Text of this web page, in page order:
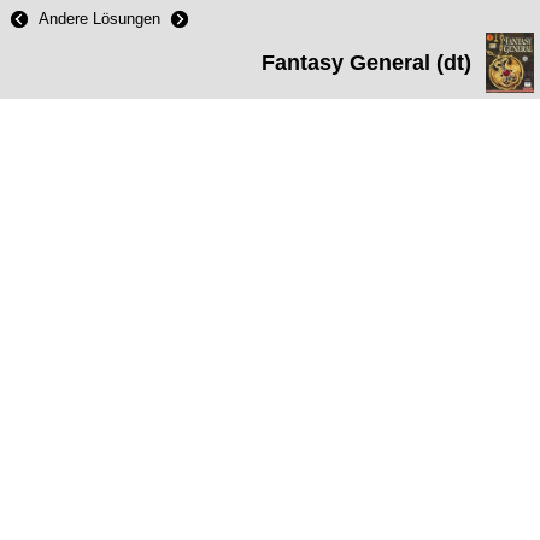
Andere Lösungen
Fantasy General (dt)